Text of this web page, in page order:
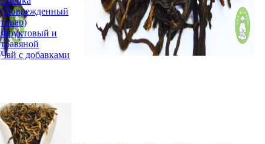
(Поврежденный
товар)
Фруктовый и
травяной
Чай с добавками